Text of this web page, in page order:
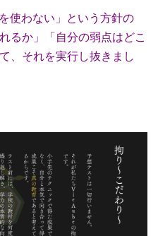
使わない」という方針の
るか」「自分の弱点はどこ
、それを実行し抜きまし